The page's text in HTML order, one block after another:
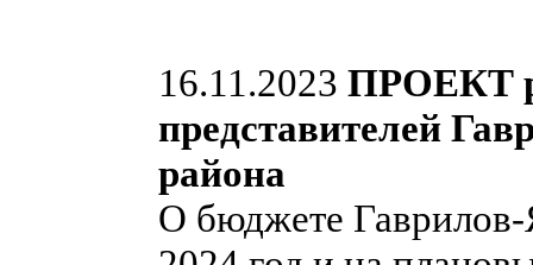
16.11.2023 ПРОЕКТ
представителей
района
О бюджете